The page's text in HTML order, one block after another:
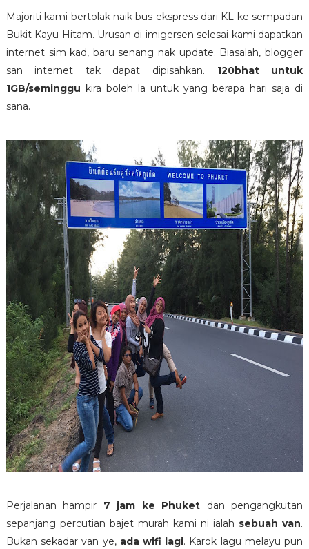
Majoriti kami bertolak naik bus ekspress dari KL ke sempadan
Bukit Kayu Hitam. Urusan di imigersen selesai kami dapatkan
internet sim kad, baru senang nak update. Biasalah, blogger
san internet tak dapat dipisahkan. 120bhat untuk
1GB/seminggu kira boleh la untuk yang berapa hari saja di
sana.
Perjalanan hampir 7 jam ke Phuket dan pengangkutan
sepanjang percutian bajet murah kami ni ialah sebuah van.
Bukan sekadar van ye, ada wifi lagi. Karok lagu melayu pun